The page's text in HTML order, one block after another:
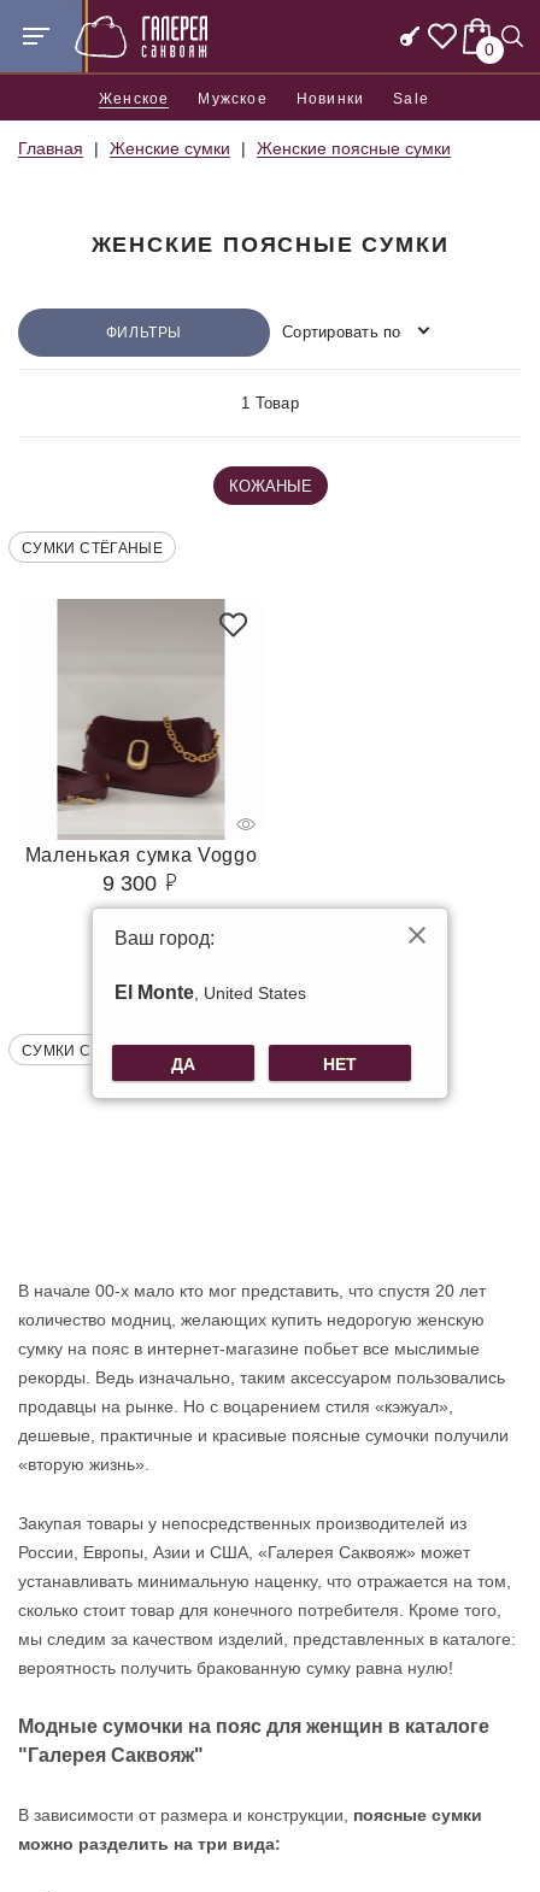
0
Женское Мужское Новинки Sale
Главная Женские сумки Женские поясные сумки
ЖЕНСКИЕ ПОЯСНЫЕ СУМКИ
ФИЛЬТРЫ Сортировать по
1 Товар
КОЖАНЫЕ
СУМКИ СТЁГАНЫЕ
Маленькая сумка Voggo
9 300
СУМКИ СТЁГАНЫЕ
В начале 00-х мало кто мог представить, что спустя 20 лет
количество модниц, желающих купить недорогую женскую
сумку на пояс в интернет-магазине побьет все мыслимые
рекорды. Ведь изначально, таким аксессуаром пользовались
продавцы на рынке. Но с воцарением стиля «кэжуал»,
дешевые, практичные и красивые поясные сумочки получили
«вторую жизнь».
Закупая товары у непосредственных производителей из
России, Европы, Азии и США, «Галерея Саквояж» может
устанавливать минимальную наценку, что отражается на том,
сколько стоит товар для конечного потребителя. Кроме того,
мы следим за качеством изделий, представленных в каталоге:
вероятность получить бракованную сумку равна нулю!
Модные сумочки на пояс для женщин в каталоге
"Галерея Саквояж"
В зависимости от размера и конструкции, поясные сумки
можно разделить на три вида:
Ваш город:
El Monte , United States
ДА НЕТ